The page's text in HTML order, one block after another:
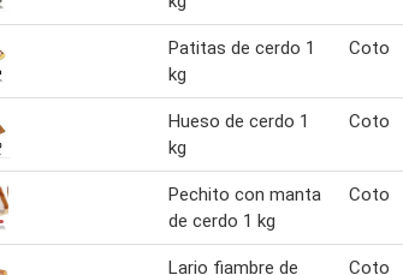
Patitas de cerdo 1
kg
Coto
Hueso de cerdo 1
kg
Coto
Pechito con manta
de cerdo 1 kg
Coto
Lario fiambre de
Coto